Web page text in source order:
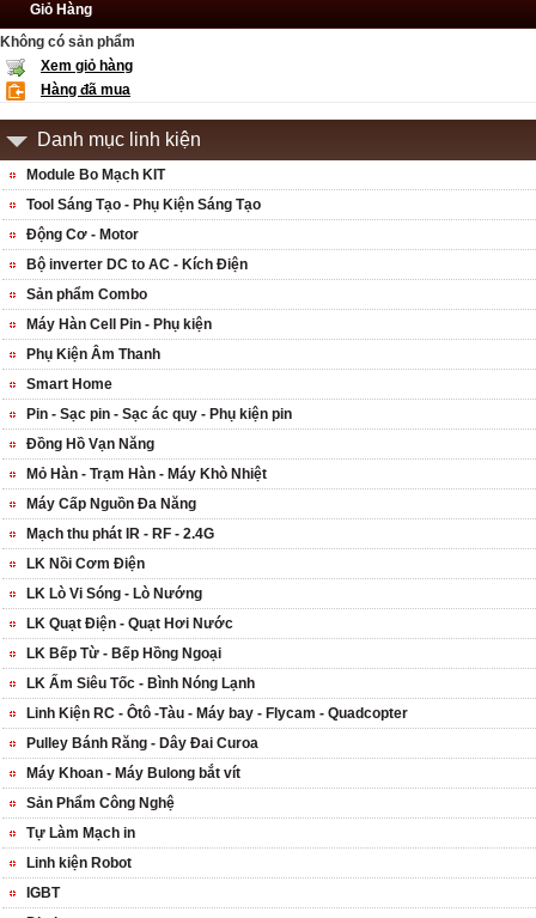
Giỏ Hàng
Không có sản phẩm
Xem giỏ hàng
Hàng đã mua
Danh mục linh kiện
Module Bo Mạch KIT
Tool Sáng Tạo - Phụ Kiện Sáng Tạo
Động Cơ - Motor
Bộ inverter DC to AC - Kích Điện
Sản phẩm Combo
Máy Hàn Cell Pin - Phụ kiện
Phụ Kiện Âm Thanh
Smart Home
Pin - Sạc pin - Sạc ác quy - Phụ kiện pin
Đồng Hồ Vạn Năng
Mỏ Hàn - Trạm Hàn - Máy Khò Nhiệt
Máy Cấp Nguồn Đa Năng
Mạch thu phát IR - RF - 2.4G
LK Nồi Cơm Điện
LK Lò Vi Sóng - Lò Nướng
LK Quạt Điện - Quạt Hơi Nước
LK Bếp Từ - Bếp Hồng Ngoại
LK Ấm Siêu Tốc - Bình Nóng Lạnh
Linh Kiện RC - Ôtô -Tàu - Máy bay - Flycam - Quadcopter
Pulley Bánh Răng - Dây Đai Curoa
Máy Khoan - Máy Bulong bắt vít
Sản Phẩm Công Nghệ
Tự Làm Mạch in
Linh kiện Robot
IGBT